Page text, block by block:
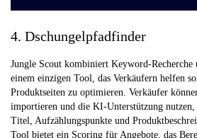
4. Dschungelpfadfinder
Jungle Scout kombiniert Keyword-Recherche
einem einzigen Tool, das Verkäufern helfen
Produktseiten zu optimieren. Verkäufer
importieren und die KI-Unterstützung
Titel, Aufzählungspunkte und
Tool bietet ein Scoring für Angebote, das